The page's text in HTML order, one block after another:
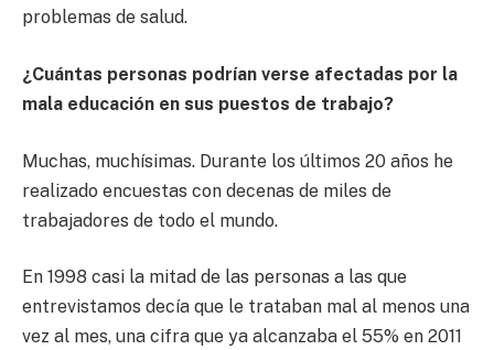
problemas de salud.
¿Cuántas personas podrían verse afectadas por la
mala educación en sus puestos de trabajo?
Muchas, muchísimas. Durante los últimos 20 años he
realizado encuestas con decenas de miles de
trabajadores de todo el mundo.
En 1998 casi la mitad de las personas a las que
entrevistamos decía que le trataban mal al menos una
vez al mes, una cifra que ya alcanzaba el 55% en 2011